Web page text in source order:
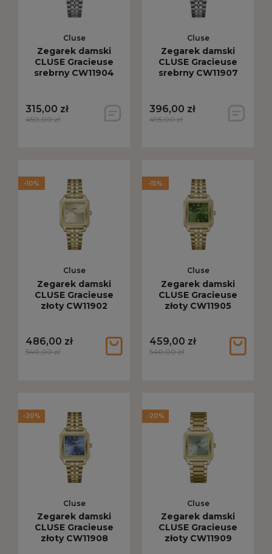
Cluse
Zegarek damski
CLUSE Gracieuse
srebrny CW11904
315,00 zł
450,00 zł
Cluse
Zegarek damski
CLUSE Gracieuse
srebrny CW11907
396,00 zł
495,00 zł
Cluse
Zegarek damski
CLUSE Gracieuse
złoty CW11902
486,00 zł
540,00 zł
-10%
Cluse
Zegarek damski
CLUSE Gracieuse
złoty CW11905
459,00 zł
540,00 zł
-15%
Cluse
Zegarek damski
CLUSE Gracieuse
złoty CW11908
-20%
Cluse
Zegarek damski
CLUSE Gracieuse
złoty CW11909
-20%